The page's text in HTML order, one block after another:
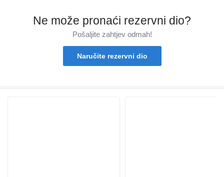
Ne može pronaći rezervni dio?
Pošaljite zahtjev odmah!
Naručite rezervni dio